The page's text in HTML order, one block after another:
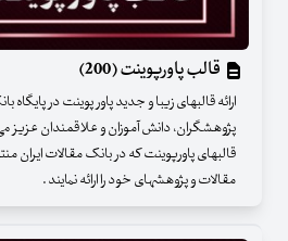
قالب پاورپوینت (200)
ارائه قالبهای زیبا و جدید پاور پوینت در پایگاه
پژوهشگران، دانش آموزان و علاقمندان عزیز می
قالبهای پاورپوینت که در بانک مقالات ایران
مقالات و پژوهشهای خود را ارائه نمایند .